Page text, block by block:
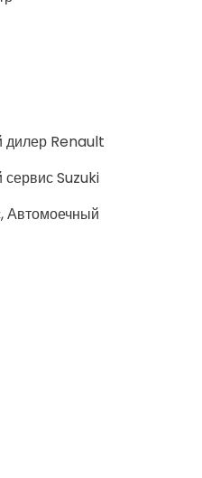
дилер Renault
Suzuki
Автомоечный